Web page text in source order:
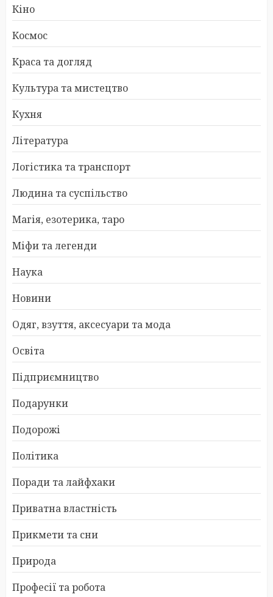
Кіно
Космос
Краса та догляд
Культура та мистецтво
Кухня
Література
Логістика та транспорт
Людина та суспільство
Магія, езотерика, таро
Міфи та легенди
Наука
Новини
Одяг, взуття, аксесуари та мода
Освіта
Підприємництво
Подарунки
Подорожі
Політика
Поради та лайфхаки
Приватна властність
Прикмети та сни
Природа
Професії та робота